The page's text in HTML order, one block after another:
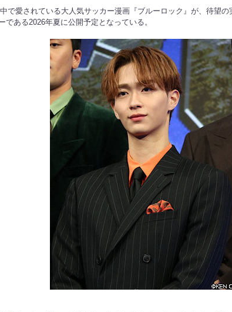
で愛されている大人気サッカー漫画『ブルーロック』が、待望
ある2026年夏に公開予定となっている。